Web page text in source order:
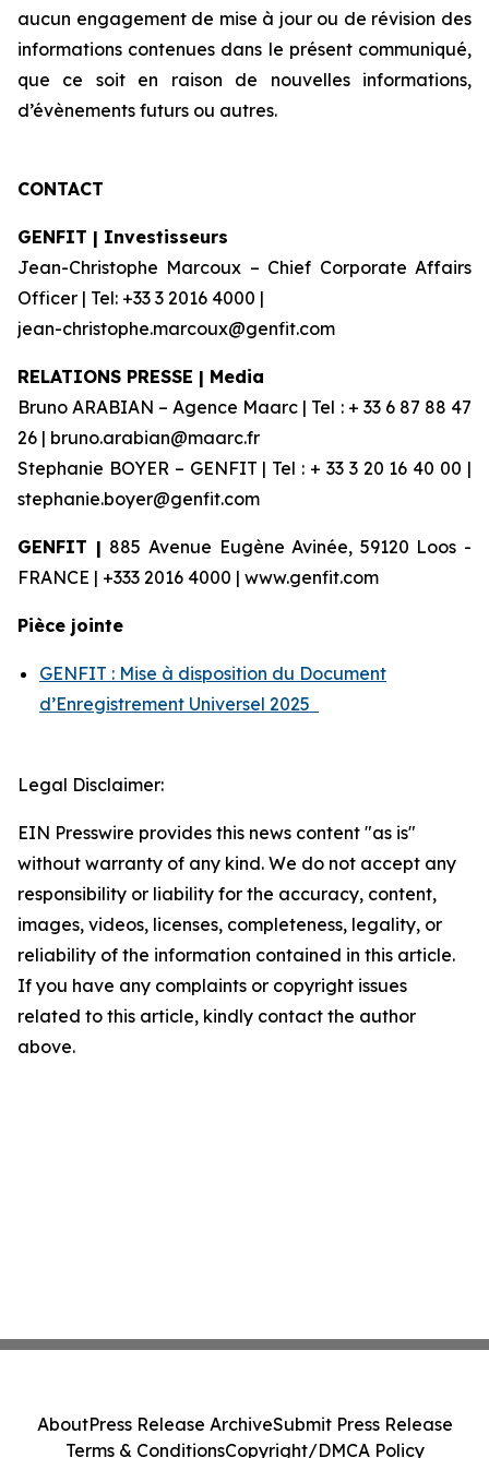
aucun engagement de mise à jour ou de révision des
informations contenues dans le présent communiqué,
que ce soit en raison de nouvelles informations,
d’évènements futurs ou autres.
CONTACT
GENFIT | Investisseurs
Jean-Christophe Marcoux – Chief Corporate Affairs
Officer | Tel: +33 3 2016 4000 |
jean-christophe.marcoux@genfit.com
RELATIONS PRESSE | Media
Bruno ARABIAN – Agence Maarc | Tel : + 33 6 87 88 47
26 | bruno.arabian@maarc.fr
Stephanie BOYER – GENFIT | Tel : + 33 3 20 16 40 00 |
stephanie.boyer@genfit.com
GENFIT | 885 Avenue Eugène Avinée, 59120 Loos -
FRANCE | +333 2016 4000 | www.genfit.com
Pièce jointe
GENFIT : Mise à disposition du Document
d’Enregistrement Universel 2025
Legal Disclaimer:
EIN Presswire provides this news content "as is"
without warranty of any kind. We do not accept any
responsibility or liability for the accuracy, content,
images, videos, licenses, completeness, legality, or
reliability of the information contained in this article.
If you have any complaints or copyright issues
related to this article, kindly contact the author
above.
AboutPress Release ArchiveSubmit Press Release
Terms & ConditionsCopyright/DMCA Policy